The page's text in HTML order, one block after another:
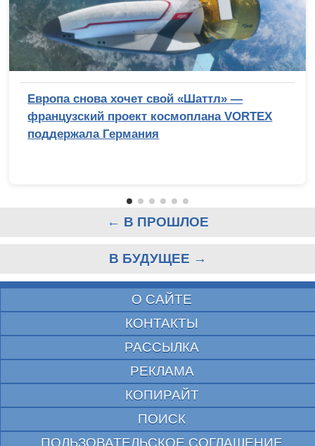
Европа снова хочет свой «Шаттл» —
французский проект космоплана VORTEX
поддержала Германия
← В ПРОШЛОЕ
В БУДУЩЕЕ →
О САЙТЕ
КОНТАКТЫ
РАССЫЛКА
РЕКЛАМА
КОПИРАЙТ
ПОИСК